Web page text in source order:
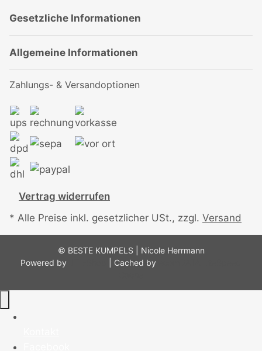
Gesetzliche Informationen
Allgemeine Informationen
Zahlungs- & Versandoptionen
Vertrag widerrufen
* Alle Preise inkl. gesetzlicher USt., zzgl. Versand
© BESTE KUMPELS | Nicole Herrmann
Powered by
| Cached by